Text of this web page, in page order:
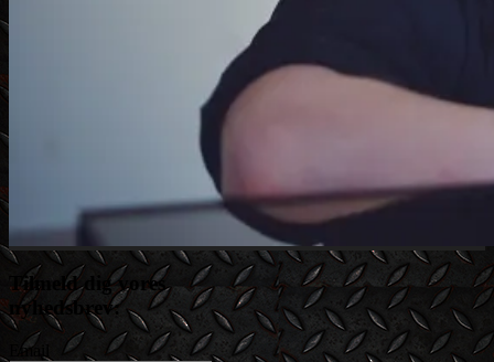
Tilmeld dig vores
nyhedsbrev:
Email